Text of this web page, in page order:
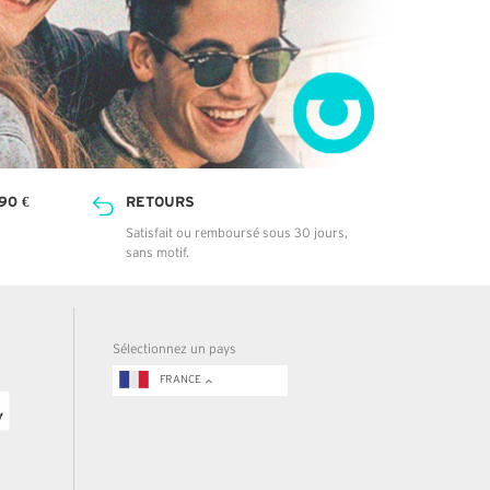
€ RETOURS
Satisfait ou remboursé sous 30 jours,
sans motif.
Sélectionnez un pays
FRANCE